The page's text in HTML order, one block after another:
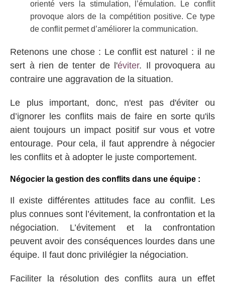
orienté vers la stimulation, l’émulation. Le conflit
provoque alors de la compétition positive. Ce type
de conflit permet d’améliorer la communication.
Retenons une chose : Le conflit est naturel : il ne
sert à rien de tenter de l'éviter. Il provoquera au
contraire une aggravation de la situation.
Le plus important, donc, n'est pas d'éviter ou
d’ignorer les conflits mais de faire en sorte qu'ils
aient toujours un impact positif sur vous et votre
entourage. Pour cela, il faut apprendre à négocier
les conflits et à adopter le juste comportement.
Négocier la gestion des conflits dans une équipe :
Il existe différentes attitudes face au conflit. Les
plus connues sont l’évitement, la confrontation et la
négociation. L’évitement et la confrontation
peuvent avoir des conséquences lourdes dans une
équipe. Il faut donc privilégier la négociation.
Faciliter la résolution des conflits aura un effet